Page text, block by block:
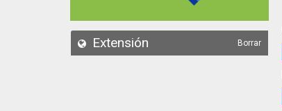
Extensión Borrar